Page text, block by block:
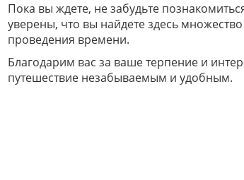
Пока вы ждете, не забудьте
уверены, что вы найдете здесь
проведения времени.
Благодарим вас за ваше терпение и
путешествие незабываемым и удобным.